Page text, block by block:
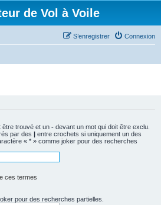
de Vol à Voile
Connexion
S’enregistrer
être trouvé et un - devant un mot qui doit être exclu.
par des | entre crochets si uniquement un des
« * » comme joker pour des recherches
ces termes
pour des recherches partielles.